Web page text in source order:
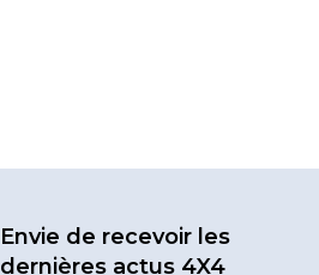
Envie de recevoir les
dernières actus 4X4